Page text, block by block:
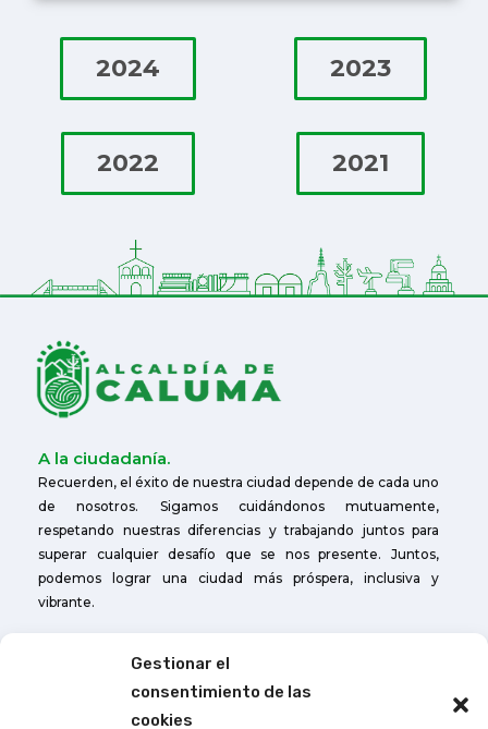
Gestionar el
consentimiento de las
cookies
2024 2023
2022 2021
A la ciudadanía.
Recuerden, el éxito de nuestra ciudad depende de cada uno
de nosotros. Sigamos cuidándonos mutuamente,
respetando nuestras diferencias y trabajando juntos para
superar cualquier desafío que se nos presente. Juntos,
podemos lograr una ciudad más próspera, inclusiva y
vibrante.
Otros enlaces
Cuerpo de Bomberos de Caluma